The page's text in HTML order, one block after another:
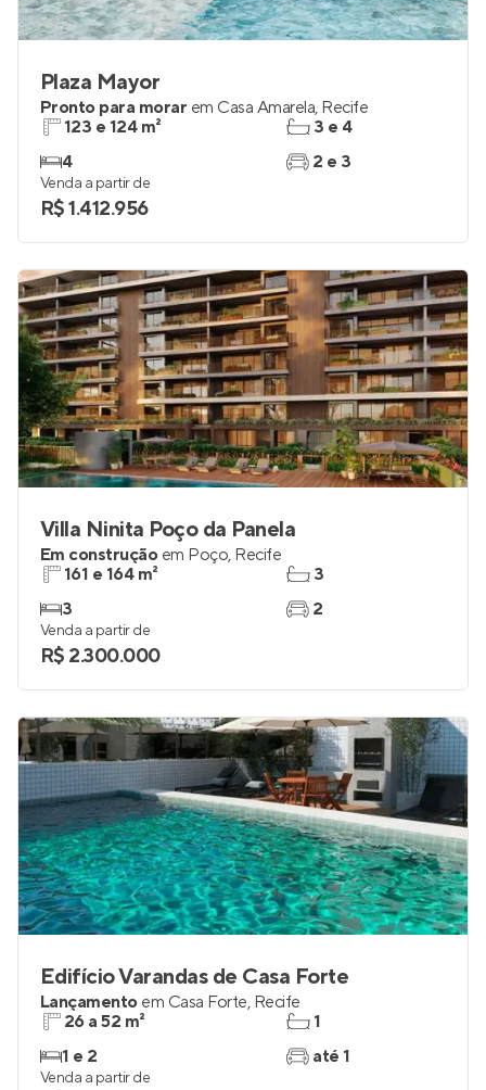
Plaza Mayor
Pronto para morar em Casa Amarela, Recife
123 e 124 m²
4
3 e 4
2 e 3
Venda a partir de
R$ 1.412.956
Villa Ninita Poço da Panela
Em construção em Poço, Recife
161 e 164 m²
3
3
2
Venda a partir de
R$ 2.300.000
Edifício Varandas de Casa Forte
Lançamento em Casa Forte, Recife
26 a 52 m²
1 e 2
1
até 1
Venda a partir de